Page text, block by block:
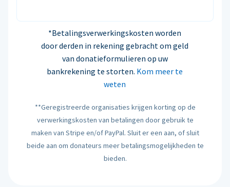
*Betalingsverwerkingskosten worden
door derden in rekening gebracht om geld
van donatieformulieren op uw
bankrekening te storten. Kom meer te
weten
**Geregistreerde organisaties krijgen korting op de
verwerkingskosten van betalingen door gebruik te
maken van Stripe en/of PayPal. Sluit er een aan, of sluit
beide aan om donateurs meer betalingsmogelijkheden te
bieden.